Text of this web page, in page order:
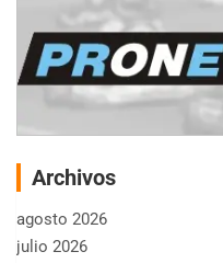
Archivos
agosto 2026
julio 2026